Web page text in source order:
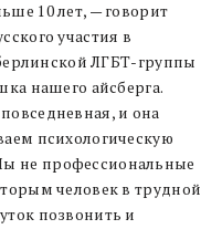
10 лет, — говорит
участия в
ЛГБТ-группы
нашего айсберга.
и она
психологическую
не профессиональные
человек в трудной
позвонить и